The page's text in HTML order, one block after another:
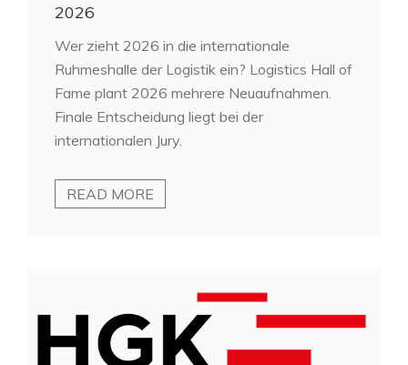
2026
Wer zieht 2026 in die internationale
Ruhmeshalle der Logistik ein? Logistics Hall of
Fame plant 2026 mehrere Neuaufnahmen.
Finale Entscheidung liegt bei der
internationalen Jury.
READ MORE